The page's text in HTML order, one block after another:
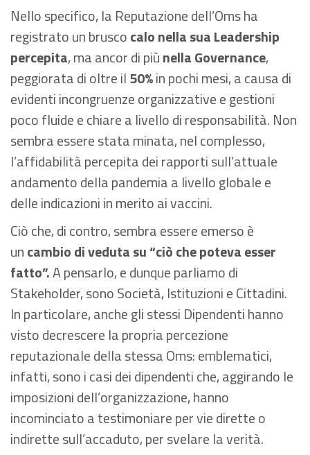
Nello specifico, la Reputazione dell’Oms ha
registrato un bruscocalo nella sua Leadership
percepita, ma ancor di piùnella Governance,
peggiorata di oltre il50%in pochi mesi, a causa di
evidenti incongruenze organizzative e gestioni
poco fluide e chiare a livello di responsabilità. Non
sembra essere stata minata, nel complesso,
l’affidabilità percepita dei rapporti sull’attuale
andamento della pandemia a livello globale e
delle indicazioni in merito ai vaccini.
Ciò che, di contro, sembra essere emerso è
uncambio di veduta su “ciò che poteva esser
fatto”.A pensarlo, e dunque parliamo di
Stakeholder, sono Società, Istituzioni e Cittadini.
In particolare, anche gli stessi Dipendenti hanno
visto decrescere la propria percezione
reputazionale della stessa Oms: emblematici,
infatti, sono i casi dei dipendenti che, aggirando le
imposizioni dell’organizzazione, hanno
incominciato a testimoniare per vie dirette o
indirette sull’accaduto, per svelare la verità.